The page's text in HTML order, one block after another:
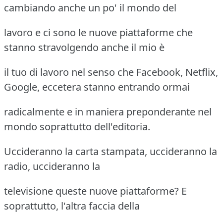
cambiando anche un po' il mondo del
lavoro e ci sono le nuove piattaforme che
stanno stravolgendo anche il mio è
il tuo di lavoro nel senso che Facebook, Netflix,
Google, eccetera stanno entrando ormai
radicalmente e in maniera preponderante nel
mondo soprattutto dell'editoria.
Uccideranno la carta stampata, uccideranno la
radio, uccideranno la
televisione queste nuove piattaforme? E
soprattutto, l'altra faccia della